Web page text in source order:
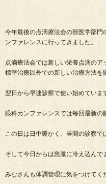
今年最後の点滴療法会の獣医学部
ンファレンスに行ってきました。
点滴療法会では新しい栄養点滴の
標準治療以外での新しい治療方法を
翌日から早速診察で使い始めていま
眼科カンファレンスでは毎回最新の
この日は日中暖かく、昼間の診察で
そして今日からは急激に冷え込んで
みなさんも体調管理に気をつけてく